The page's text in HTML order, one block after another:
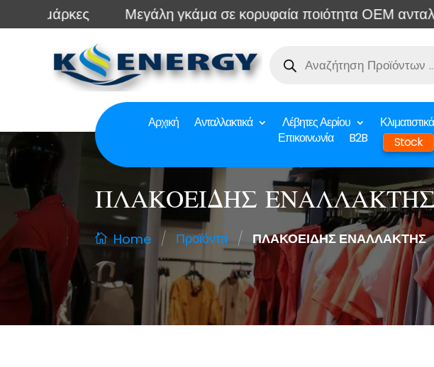
Μεγάλη γκάμα σε κορυφαία ποιότητα ΟΕΜ
Αρχική Ανταλλακτικά Λέβητες Αερίου Κλιματιστικά
Επικοινωνία
B2B Stock
ΠΛΑΚΟΕΙΔΗΣ
Home / Προϊόντα / ΠΛΑΚΟΕΙΔΗΣ ΕΝΑΛΛΑΚΤΗΣ